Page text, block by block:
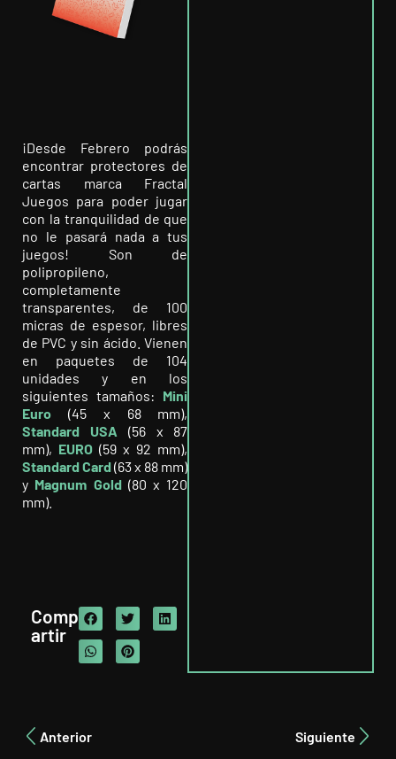
¡Desde Febrero podrás
encontrar protectores de
cartas marca Fractal
Juegos para poder jugar
con la tranquilidad de que
no le pasará nada a tus
juegos! Son de
polipropileno,
completamente
transparentes, de 100
micras de espesor, libres
de PVC y sin ácido. Vienen
en paquetes de 104
unidades y en los
siguientes tamaños: Mini
Euro (45 x 68 mm),
Standard USA (56 x 87
mm), EURO (59 x 92 mm),
Standard Card(63 x 88 mm)
y Magnum Gold (80 x 120
mm).
Comp
artir
Anterior Siguiente